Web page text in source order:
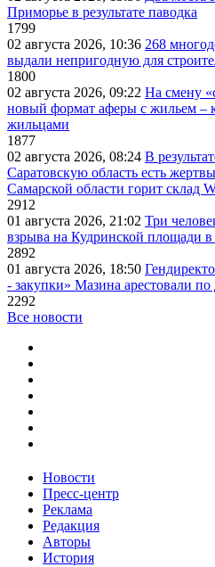
Приморье в результате паводка
1799
02 августа 2026, 10:36 268
выдали непригодную для
1800
02 августа 2026, 09:22 На смену
новый формат аферы с жильем –
жильцами
1877
02 августа 2026, 08:24 В
Саратовскую область есть
Самарской области горит склад
2912
01 августа 2026, 21:02 Три
взрыва на Кудринской площади
2892
01 августа 2026, 18:50
- закупки» Мазина арестовали по
2292
Все новости
Новости
Пресс-центр
Реклама
Редакция
Авторы
История